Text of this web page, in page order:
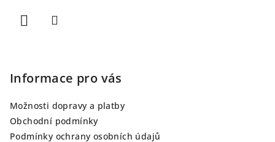
Informace pro vás
Možnosti dopravy a platby
Obchodní podmínky
Podmínky ochrany osobních údajů